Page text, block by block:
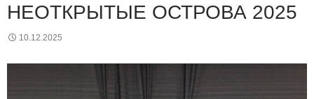
НЕОТКРЫТЫЕ ОСТРОВА 2025
10.12.2025